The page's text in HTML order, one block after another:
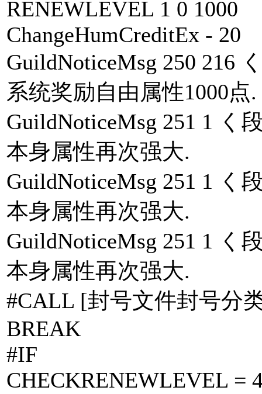
RENEWLEVEL 1 0 1000
ChangeHumCreditEx - 20
GuildNoticeMsg 250 216
系统奖励自由属性1000点.
GuildNoticeMsg 251 1 く
本身属性再次强大.
GuildNoticeMsg 251 1 く
本身属性再次强大.
GuildNoticeMsg 251 1 く
本身属性再次强大.
#CALL [封号文件封号分
BREAK
#IF
CHECKRENEWLEVEL =